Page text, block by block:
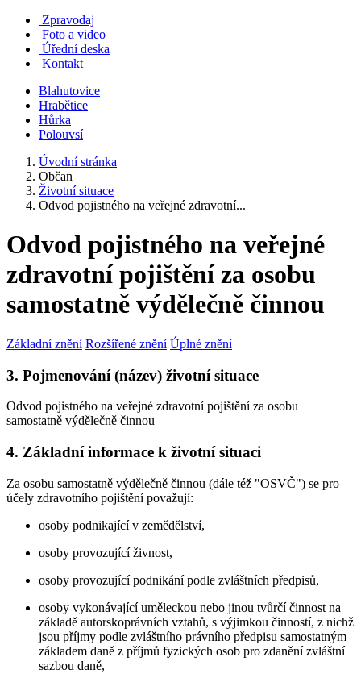
Zpravodaj
Foto a video
Úřední deska
Kontakt
Blahutovice
Hrabětice
Hůrka
Polouvsí
Úvodní stránka
Občan
Životní situace
Odvod pojistného na veřejné zdravotní...
Odvod pojistného na veřejné
zdravotní pojištění za osobu
samostatně výdělečně činnou
Základní znění Rozšířené znění Úplné znění
3. Pojmenování (název) životní situace
Odvod pojistného na veřejné zdravotní pojištění za osobu
samostatně výdělečně činnou
4. Základní informace k životní situaci
Za osobu samostatně výdělečně činnou (dále též "OSVČ") se pro
účely zdravotního pojištění považují:
osoby podnikající v zemědělství,
osoby provozující živnost,
osoby provozující podnikání podle zvláštních předpisů,
osoby vykonávající uměleckou nebo jinou tvůrčí činnost na
základě autorskoprávních vztahů, s výjimkou činností, z nichž
jsou příjmy podle zvláštního právního předpisu samostatným
základem daně z příjmů fyzických osob pro zdanění zvláštní
sazbou daně,